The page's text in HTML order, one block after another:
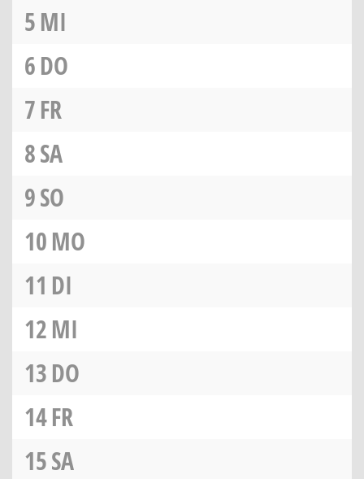
5MI
6DO
7FR
8SA
9SO
10MO
11 DI
12MI
13DO
14FR
15SA